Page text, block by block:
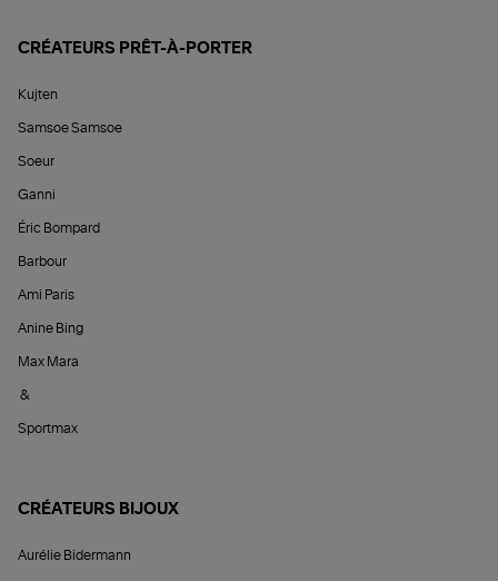
CRÉATEURS PRÊT-À-PORTER
Kujten
Samsoe Samsoe
Soeur
Ganni
Éric Bompard
Barbour
Ami Paris
Anine Bing
Max Mara
&
Sportmax
CRÉATEURS BIJOUX
Aurélie Bidermann